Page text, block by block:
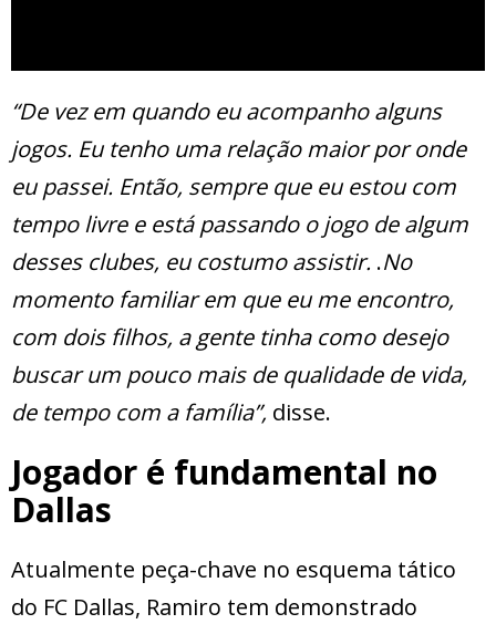
“De vez em quando eu acompanho alguns
jogos. Eu tenho uma relação maior por onde
eu passei. Então, sempre que eu estou com
tempo livre e está passando o jogo de algum
desses clubes, eu costumo assistir. .No
momento familiar em que eu me encontro,
com dois filhos, a gente tinha como desejo
buscar um pouco mais de qualidade de vida,
de tempo com a família”, disse.
Jogador é fundamental no
Dallas
Atualmente peça-chave no esquema tático
do FC Dallas, Ramiro tem demonstrado